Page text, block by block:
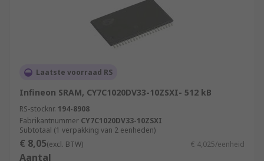
Laatste voorraad RS
Infineon SRAM, CY7C1020DV33-10ZSXI- 512 kB
RS-stocknr. 194-8908
Fabrikantnummer CY7C1020DV33-10ZSXI
Subtotaal (1 verpakking van 2 eenheden)
€ 8,05(excl. BTW) € 4,025/eenheid
Aantal